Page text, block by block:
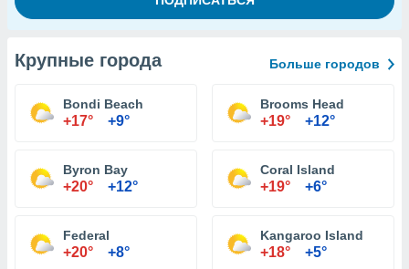
Крупные города Больше городов
Bondi Beach
+17° +9°
Brooms Head
+19° +12°
Byron Bay
+20° +12°
Coral Island
+19° +6°
Federal
+20° +8°
Kangaroo Island
+18° +5°